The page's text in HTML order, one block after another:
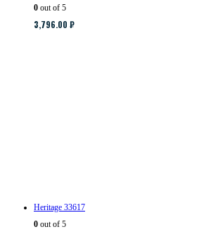
0 out of 5
3,796.00 ₽
Heritage 33617
0 out of 5